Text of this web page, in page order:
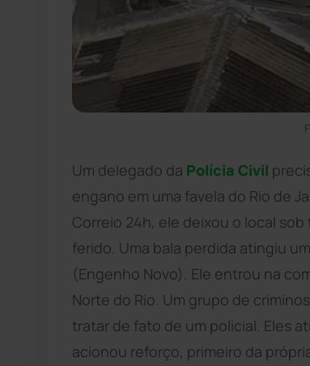
Um delegado da Polícia Civil
engano em uma favela do Rio de
Correio 24h, ele deixou o local
ferido. Uma bala perdida atingiu
(Engenho Novo). Ele entrou na
Norte do Rio. Um grupo de
tratar de fato de um policial. Eles
acionou reforço, primeiro da